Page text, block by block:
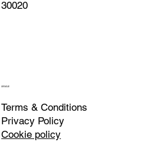
LEGALE
Terms & Conditions
Privacy Policy
Cookie policy
30020